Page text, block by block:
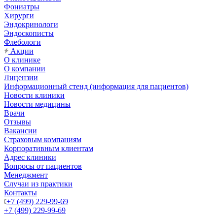
Фониатры
Хирурги
Эндокринологи
Эндоскописты
Флебологи
Акции
О клинике
О компании
Лицензии
Информационный стенд (информация для пациентов)
Новости клиники
Новости медицины
Врачи
Отзывы
Вакансии
Страховым компаниям
Корпоративным клиентам
Адрес клиники
Вопросы от пациентов
Менеджмент
Случаи из практики
Контакты
+7 (499) 229-99-69
+7 (499) 229-99-69